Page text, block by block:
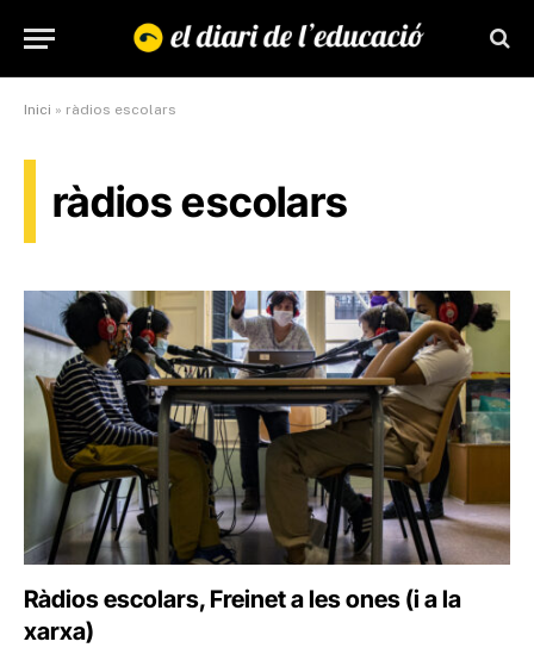
Inici » ràdios escolars
ràdios escolars
Ràdios escolars, Freinet a les ones (i a la
xarxa)